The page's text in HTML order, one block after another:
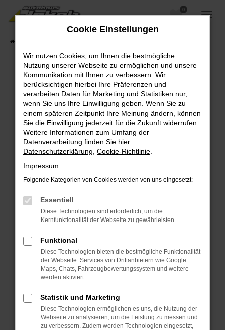
Zum
Hauptinhalt
0
Fehler: Network Error
Beim Laden ist ein Fehler aufgetreten.
Hier sind ein paar Tipps, die dir helfen können:
Überprüfe deine Firewall und deine
Internetverbindung.
Laden andere Webseiten, zum Beispiel deine
Suchmaschine?
Prüfe deine Browsererweiterungen.
Manche Erweiterungen, wie Werbeblocker,
können das Laden bestimmter Seiten
verhindern. Funktioniert die Seite in einem
Fenster?
Starte dein Gerät neu.
Das kann manchmal helfen, vorübergehende
Probleme zu beheben.
Betriebssystem auf dem neuesten Stand
sind.
Veraltete Software birgt nicht nur ein
Cookie Einstellungen
Wir nutzen Cookies, um Ihnen die bestmögliche
Nutzung unserer Webseite zu ermöglichen und unsere
Kommunikation mit Ihnen zu verbessern. Wir
berücksichtigen hierbei Ihre Präferenzen und
verarbeiten Daten für Marketing und Statistiken nur,
wenn Sie uns Ihre Einwilligung geben. Wenn Sie zu
einem späteren Zeitpunkt Ihre Meinung ändern, können
Sie die Einwilligung jederzeit für die Zukunft widerrufen.
Weitere Informationen zum Umfang der
Datenverarbeitung finden Sie hier:
Datenschutzerklärung Cookie-Richtlinie
Impressum
Folgende Kategorien von Cookies werden von uns eingesetzt:
Essentiell
Diese Technologien sind erforderlich, um die
Kernfunktionalität der Webseite zu gewährleisten.
Funktional
Diese Technologien bieten die bestmögliche Funktionalität
der Webseite. Services von Drittanbietern wie Google
Maps, Chats, Fahrzeugbewertungssystem und weitere
werden aktiviert.
Statistik und Marketing
Diese Technologien ermöglichen es uns, die Nutzung der
Webseite zu analysieren, um die Leistung zu messen und
zu verbessern. Zudem werden Technologien eingesetzt,